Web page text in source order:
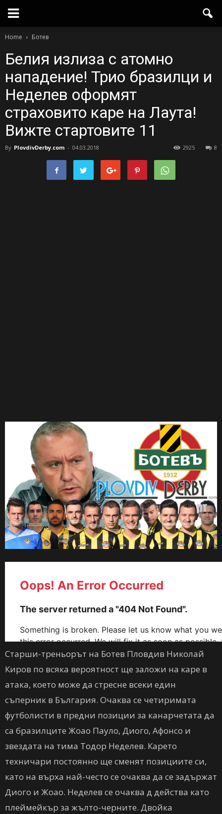
Home Ботев
Белия излиза с атомно
нападение! Трио бразилци и
Неделев оформят
страховито каре на Лаута!
Вижте стартовите 11
By PlovdivDerby.com - 04.03.2018 8
2925
Старши-треньорът на Ботев Пловдив Николай
Киров по всяка вероятност ще заложи на каре в
атака, което може да стресне всеки един
съперник в България. Очаква се четиримата
футболисти в предни позиции за канарчетата да
са бразилците Жоао Пауло, Диого, Афонсо и
звездата на тима Тодор Неделев. Карето
техничари постоянно ще сменят позициите си,
като на върха най-често се очаква да се задържат
Диого и Жоао. Неделев се очаква д действа като
плеймейкър за жълто-черните. Двойка